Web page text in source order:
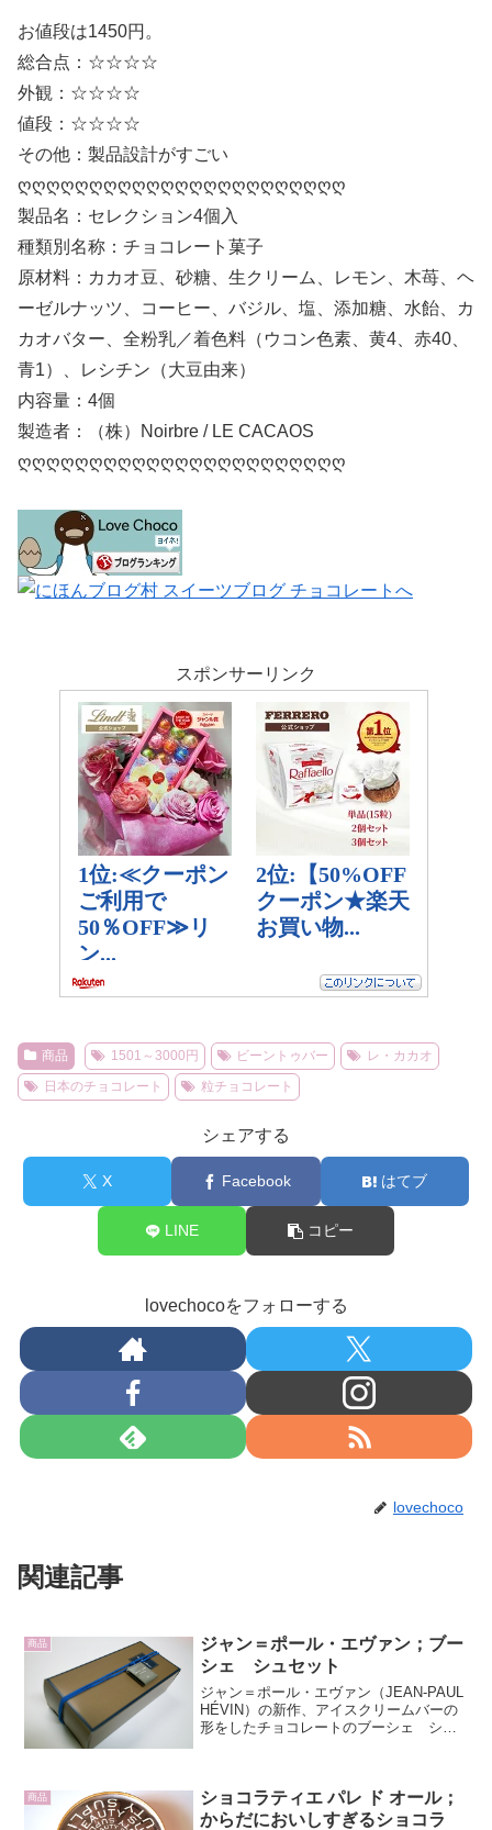
お値段は1450円。
総合点：☆☆☆☆
外観：☆☆☆☆
値段：☆☆☆☆
その他：製品設計がすごい
ღღღღღღღღღღღღღღღღღღღღღღღ
製品名：セレクション4個入
種類別名称：チョコレート菓子
原材料：カカオ豆、砂糖、生クリーム、レモン、木苺、ヘ
ーゼルナッツ、コーヒー、バジル、塩、添加糖、水飴、カ
カオバター、全粉乳／着色料（ウコン色素、黄4、赤40、
青1）、レシチン（大豆由来）
内容量：4個
製造者：（株）Noirbre / LE CACAOS
ღღღღღღღღღღღღღღღღღღღღღღღ
スポンサーリンク
商品 1501～3000円 ビーントゥバー
レ・カカオ
日本のチョコレート
粒チョコレート
シェアする
X Facebook はてブ
LINE コピー
lovechocoをフォローする
lovechoco
関連記事
商品
ジャン＝ポール・エヴァン；ブー
シェ シュセット
ジャン＝ポール・エヴァン（JEAN-PAUL
HÉVIN）の新作、アイスクリームバーの
形をしたチョコレートのブーシェ シュ
ドとヘーゼ...
商品
ショコラティエ パレ ド オール；
からだにおいしすぎるショコラ